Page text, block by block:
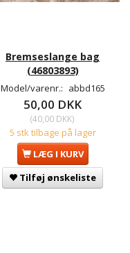
Bremseslange bag
(46803893)
Model/varenr.: abbd165
50,00 DKK
(40,00 DKK)
5 stk tilbage på lager
LÆG I KURV
Tilføj ønskeliste